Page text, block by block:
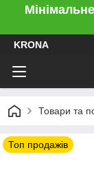
KRONA
Товари та
Топ продажів